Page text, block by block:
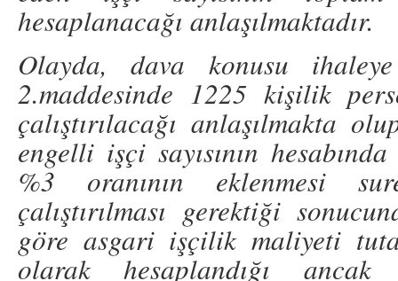
hesaplanacağı anlaşılmaktadır.
Olayda, dava konusu
2.maddesinde 1225 kişilik
çalıştırılacağı anlaşılmakta
engelli işçi sayısının
%3 oranının eklenmesi
çalıştırılması gerektiği
göre asgari işçilik maliyeti
olarak hesaplandığı